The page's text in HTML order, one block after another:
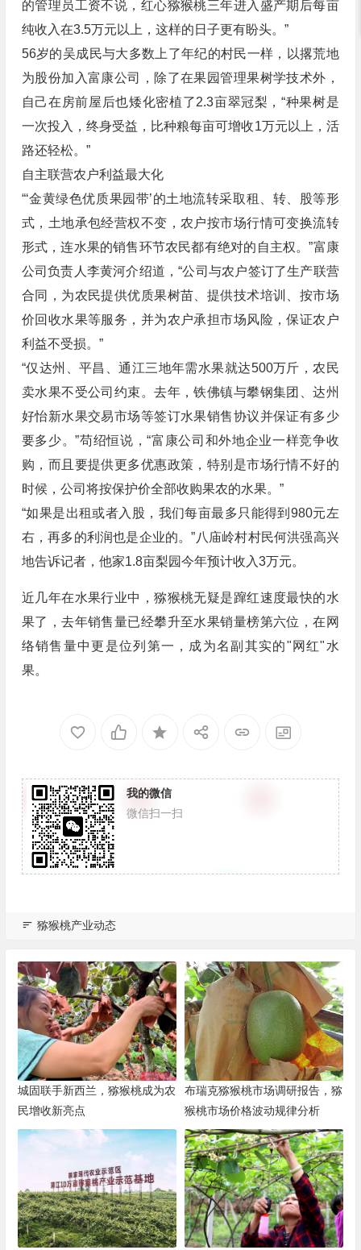
的管理员工资不说，红心猕猴桃三年进入盛产期后每亩
纯收入在3.5万元以上，这样的日子更有盼头。”
56岁的吴成民与大多数上了年纪的村民一样，以撂荒地
为股份加入富康公司，除了在果园管理果树学技术外，
自己在房前屋后也矮化密植了2.3亩翠冠梨，“种果树是
一次投入，终身受益，比种粮每亩可增收1万元以上，活
路还轻松。”
自主联营农户利益最大化
“‘金黄绿色优质果园带’的土地流转采取租、转、股等形
式，土地承包经营权不变，农户按市场行情可变换流转
形式，连水果的销售环节农民都有绝对的自主权。”富康
公司负责人李黄河介绍道，“公司与农户签订了生产联营
合同，为农民提供优质果树苗、提供技术培训、按市场
价回收水果等服务，并为农户承担市场风险，保证农户
利益不受损。”
“仅达州、平昌、通江三地年需水果就达500万斤，农民
卖水果不受公司约束。去年，铁佛镇与攀钢集团、达州
好怡新水果交易市场等签订水果销售协议并保证有多少
要多少。”苟绍恒说，“富康公司和外地企业一样竞争收
购，而且要提供更多优惠政策，特别是市场行情不好的
时候，公司将按保护价全部收购果农的水果。”
“如果是出租或者入股，我们每亩最多只能得到980元左
右，再多的利润也是企业的。”八庙岭村村民何洪强高兴
地告诉记者，他家1.8亩梨园今年预计收入3万元。
近几年在水果行业中，猕猴桃无疑是蹿红速度最快的水
果了，去年销售量已经攀升至水果销量榜第六位，在网
络销售量中更是位列第一，成为名副其实的"网红"水
果。
我的微信
微信扫一扫
猕猴桃产业动态
城固联手新西兰，猕猴桃成为农
民增收新亮点
布瑞克猕猴桃市场调研报告，猕
猴桃市场价格波动规律分析